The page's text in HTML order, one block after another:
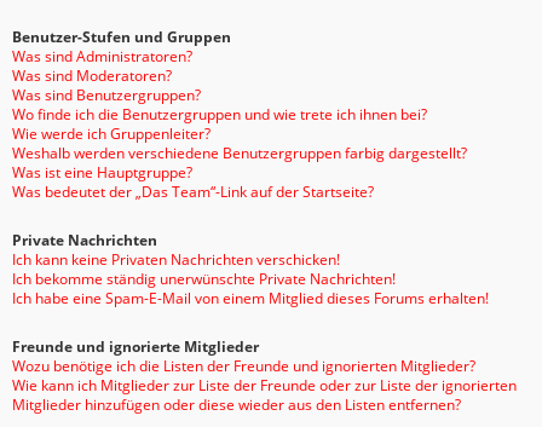
Benutzer-Stufen und Gruppen
Was sind Administratoren?
Was sind Moderatoren?
Was sind Benutzergruppen?
Wo finde ich die Benutzergruppen und wie trete ich ihnen bei?
Wie werde ich Gruppenleiter?
Weshalb werden verschiedene Benutzergruppen farbig dargestellt?
Was ist eine Hauptgruppe?
Was bedeutet der „Das Team“-Link auf der Startseite?
Private Nachrichten
Ich kann keine Privaten Nachrichten verschicken!
Ich bekomme ständig unerwünschte Private Nachrichten!
Ich habe eine Spam-E-Mail von einem Mitglied dieses Forums erhalten!
Freunde und ignorierte Mitglieder
Wozu benötige ich die Listen der Freunde und ignorierten Mitglieder?
Wie kann ich Mitglieder zur Liste der Freunde oder zur Liste der ignorierten
Mitglieder hinzufügen oder diese wieder aus den Listen entfernen?